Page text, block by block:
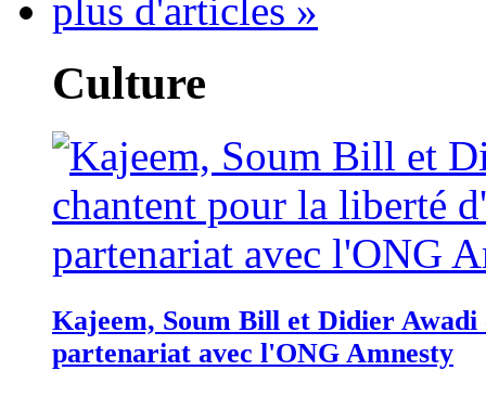
plus d'articles »
Culture
Kajeem, Soum Bill et Didier
partenariat avec l'ONG Amnesty